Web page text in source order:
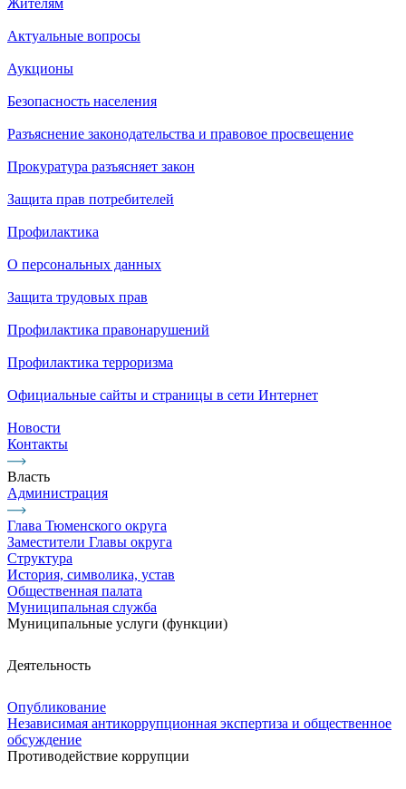
Жителям
Актуальные вопросы
Аукционы
Безопасность населения
Разъяснение законодательства и правовое просвещение
Прокуратура разъясняет закон
Защита прав потребителей
Профилактика
О персональных данных
Защита трудовых прав
Профилактика правонарушений
Профилактика терроризма
Официальные сайты и страницы в сети Интернет
Новости
Контакты
Власть
Администрация
Глава Тюменского округа
Заместители Главы округа
Структура
История, символика, устав
Общественная палата
Муниципальная служба
Муниципальные услуги (функции)
Деятельность
Опубликование
Независимая антикоррупционная экспертиза и общественное
обсуждение
Противодействие коррупции